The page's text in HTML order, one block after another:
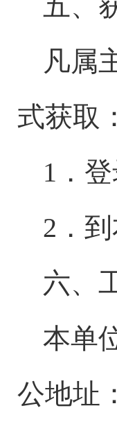
凡属
式获取：
1．
2．
六、
本单
公地址